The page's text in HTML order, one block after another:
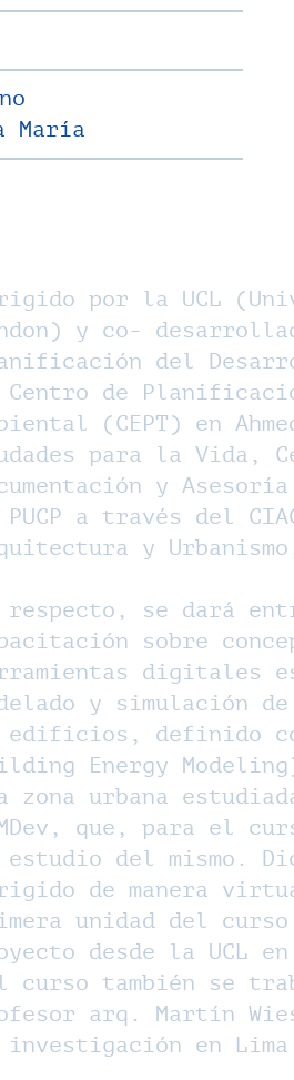
María
por la UCL
y co-
del
Centro de
(CEPT) en
para la Vida,
y
a través del
y
se dará
sobre
digitales
y simulación
edificios, definido
Energy
zona urbana
que, para el
estudio del mismo.
de manera
unidad del
desde la UCL
curso también se
arq. Martín
en Lima